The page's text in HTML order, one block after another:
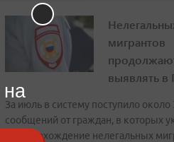
мигрантов
выявлять
За июль в систему поступило около
сообщений от граждан, в которых
местонахождение нелегальных